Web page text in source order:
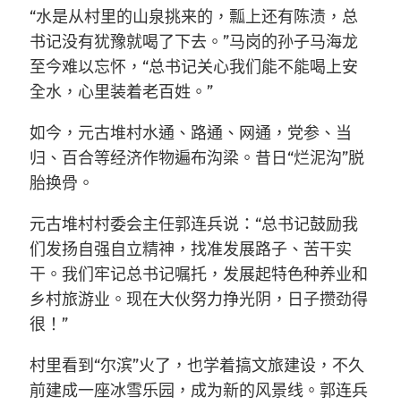
“水是从村里的山泉挑来的，瓢上还有陈渍，总
书记没有犹豫就喝了下去。”马岗的孙子马海龙
至今难以忘怀，“总书记关心我们能不能喝上安
全水，心里装着老百姓。”
如今，元古堆村水通、路通、网通，党参、当
归、百合等经济作物遍布沟梁。昔日“烂泥沟”脱
胎换骨。
元古堆村村委会主任郭连兵说：“总书记鼓励我
们发扬自强自立精神，找准发展路子、苦干实
干。我们牢记总书记嘱托，发展起特色种养业和
乡村旅游业。现在大伙努力挣光阴，日子攒劲得
很！”
村里看到“尔滨”火了，也学着搞文旅建设，不久
前建成一座冰雪乐园，成为新的风景线。郭连兵